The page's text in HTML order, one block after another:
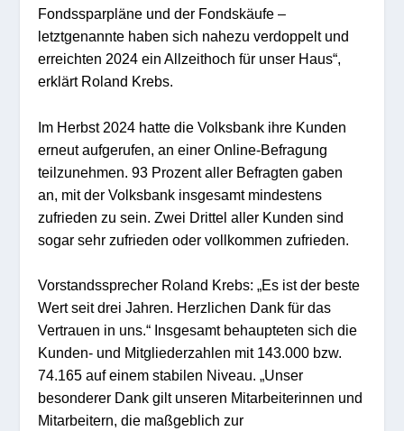
Fondssparpläne und der Fondskäufe –
letztgenannte haben sich nahezu verdoppelt und
erreichten 2024 ein Allzeithoch für unser Haus“,
erklärt Roland Krebs.
Im Herbst 2024 hatte die Volksbank ihre Kunden
erneut aufgerufen, an einer Online-Befragung
teilzunehmen. 93 Prozent aller Befragten gaben
an, mit der Volksbank insgesamt mindestens
zufrieden zu sein. Zwei Drittel aller Kunden sind
sogar sehr zufrieden oder vollkommen zufrieden.
Vorstandssprecher Roland Krebs: „Es ist der beste
Wert seit drei Jahren. Herzlichen Dank für das
Vertrauen in uns.“ Insgesamt behaupteten sich die
Kunden- und Mitgliederzahlen mit 143.000 bzw.
74.165 auf einem stabilen Niveau. „Unser
besonderer Dank gilt unseren Mitarbeiterinnen und
Mitarbeitern, die maßgeblich zur